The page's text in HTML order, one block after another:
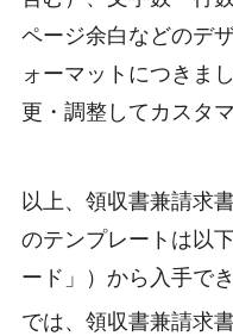
ページ余白などのデ
ォーマットにつきま
更・調整してカスタ
以上、領収書兼請求
のテンプレートは以
ード」）から入手でき
では、領収書兼請求